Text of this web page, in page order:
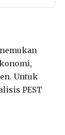
Untuk
PEST